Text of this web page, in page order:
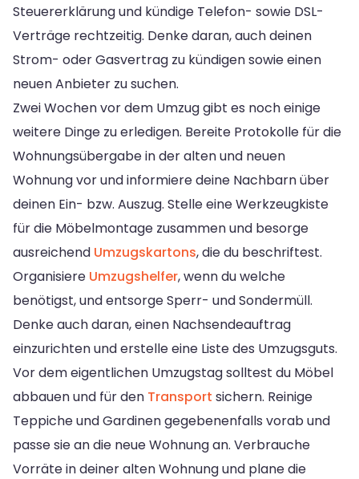
Steuererklärung und kündige Telefon- sowie DSL-
Verträge rechtzeitig. Denke daran, auch deinen
Strom- oder Gasvertrag zu kündigen sowie einen
neuen Anbieter zu suchen.
Zwei Wochen vor dem Umzug gibt es noch einige
weitere Dinge zu erledigen. Bereite Protokolle für die
Wohnungsübergabe in der alten und neuen
Wohnung vor und informiere deine Nachbarn über
deinen Ein- bzw. Auszug. Stelle eine Werkzeugkiste
für die Möbelmontage zusammen und besorge
ausreichend Umzugskartons, die du beschriftest.
Organisiere Umzugshelfer, wenn du welche
benötigst, und entsorge Sperr- und Sondermüll.
Denke auch daran, einen Nachsendeauftrag
einzurichten und erstelle eine Liste des Umzugsguts.
Vor dem eigentlichen Umzugstag solltest du Möbel
abbauen und für den Transport sichern. Reinige
Teppiche und Gardinen gegebenenfalls vorab und
passe sie an die neue Wohnung an. Verbrauche
Vorräte in deiner alten Wohnung und plane die